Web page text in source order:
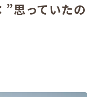
”思っていたの